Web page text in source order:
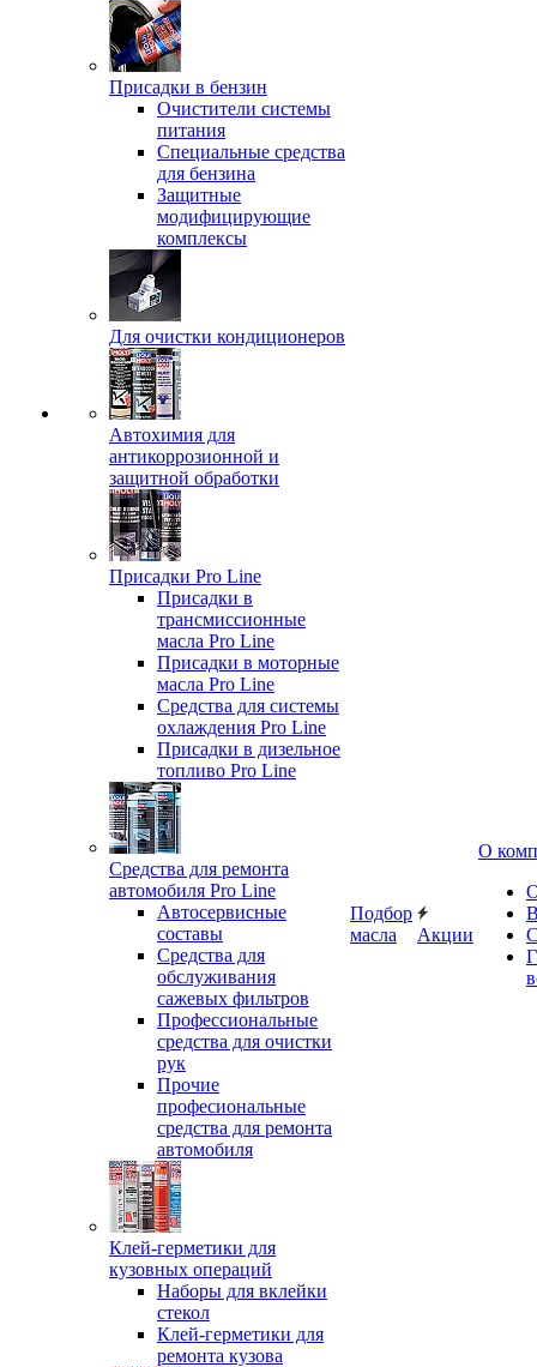
Присадки в бензин
Очистители системы
питания
Специальные срeдства
для бензина
Защитные
модифицирующие
комплексы
Для очистки кондиционеров
Автохимия для
антикоррозионной и
защитной обработки
Присадки Pro Line
Присадки в
трансмиссионные
масла Pro Line
Присадки в моторные
масла Pro Line
Средства для системы
охлаждения Pro Line
Присадки в дизельное
топливо Pro Line
Средства для ремонта
автомобиля Pro Line
Автосервисные
составы
Средства для
обслуживания
сажевых фильтров
Профессиональные
средства для очистки
рук
Прочие
професиональные
средства для ремонта
автомобиля
Клей-герметики для
кузовных операций
Наборы для вклейки
стекол
Клей-герметики для
ремонта кузова
Подбор
масла
Акции
О